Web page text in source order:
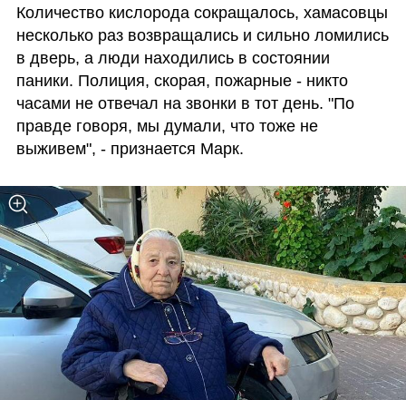
Количество кислорода сокращалось, хамасовцы
несколько раз возвращались и сильно ломились
в дверь, а люди находились в состоянии
паники. Полиция, скорая, пожарные - никто
часами не отвечал на звонки в тот день. "По
правде говоря, мы думали, что тоже не
выживем", - признается Марк.